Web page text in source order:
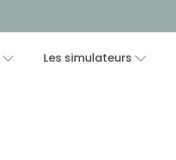
Les simulateurs